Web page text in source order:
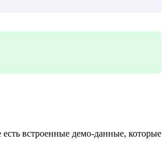
встроенные демо-данные, которые